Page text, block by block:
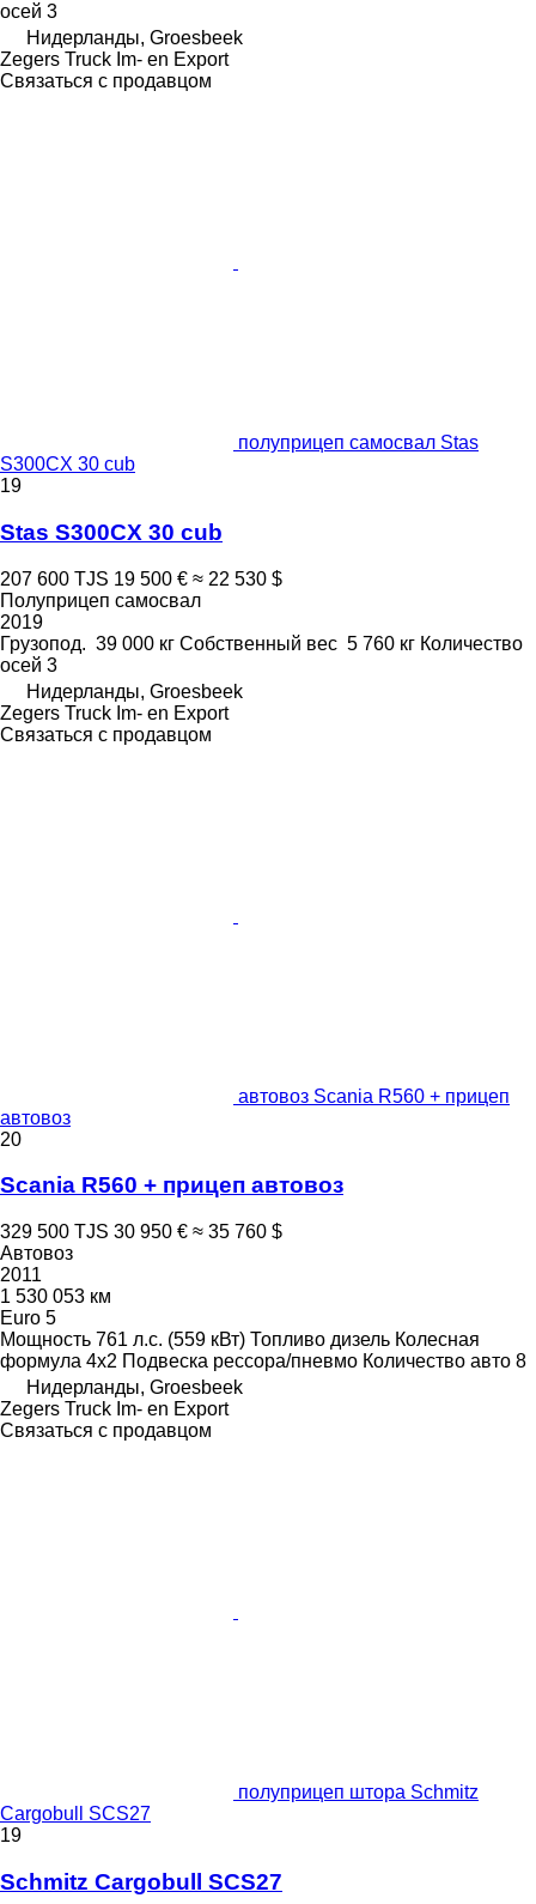
осей 3
Нидерланды, Groesbeek
Zegers Truck Im- en Export
Связаться с продавцом
полуприцеп самосвал Stas
S300CX 30 cub
19
Stas S300CX 30 cub
207 600 TJS 19 500 € ≈ 22 530 $
Полуприцеп самосвал
2019
Грузопод. 39 000 кг Собственный вес 5 760 кг Количество
осей 3
Нидерланды, Groesbeek
Zegers Truck Im- en Export
Связаться с продавцом
автовоз Scania R560 + прицеп
автовоз
20
Scania R560 + прицеп автовоз
329 500 TJS 30 950 € ≈ 35 760 $
Автовоз
2011
1 530 053 км
Euro 5
Мощность 761 л.с. (559 кВт) Топливо дизель Колесная
формула 4x2 Подвеска рессора/пневмо Количество авто 8
Нидерланды, Groesbeek
Zegers Truck Im- en Export
Связаться с продавцом
полуприцеп штора Schmitz
Cargobull SCS27
19
Schmitz Cargobull SCS27